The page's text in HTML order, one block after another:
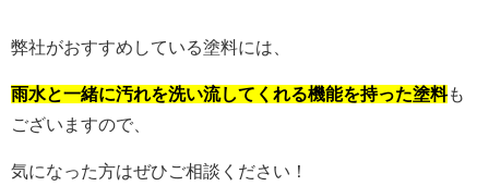
弊社がおすすめしている塗料には、
雨水と一緒に汚れを洗い流してくれる機能を持った塗料も
ございますので、
気になった方はぜひご相談ください！